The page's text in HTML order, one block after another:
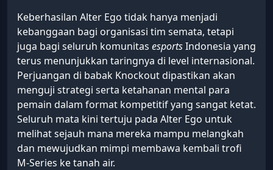
Keberhasilan Alter Ego tidak hanya menjadi
kebanggaan bagi organisasi tim semata, tetapi
juga bagi seluruh komunitas esportsIndonesia yang
terus menunjukkan taringnya di level internasional.
Perjuangan di babak Knockout dipastikan akan
menguji strategi serta ketahanan mental para
pemain dalam format kompetitif yang sangat ketat.
Seluruh mata kini tertuju pada Alter Ego untuk
melihat sejauh mana mereka mampu melangkah
dan mewujudkan mimpi membawa kembali trofi
M-Series ke tanah air.